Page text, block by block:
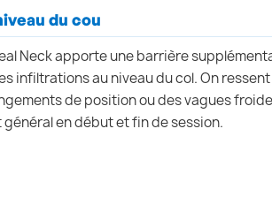
du cou
Neck apporte une barrière
infiltrations au niveau du col. On
de position ou des vagues
en début et fin de session.